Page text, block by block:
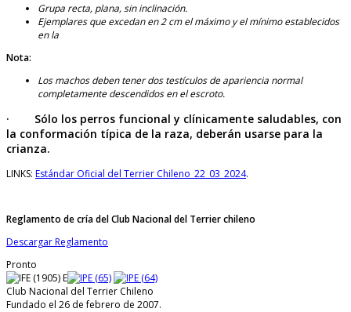
Grupa recta, plana, sin inclinación.
Ejemplares que excedan en 2 cm el máximo y el mínimo establecidos
en la
Nota:
Los machos deben tener dos testículos de apariencia normal
completamente descendidos en el escroto.
· Sólo los perros funcional y clínicamente saludables, con
la conformación típica de la raza, deberán usarse para la
crianza.
LINKS: Estándar Oficial del Terrier Chileno_22_03_2024.
Reglamento de cría del Club Nacional del Terrier chileno
Descargar Reglamento
Pronto
Club Nacional del Terrier Chileno
Fundado el 26 de febrero de 2007.